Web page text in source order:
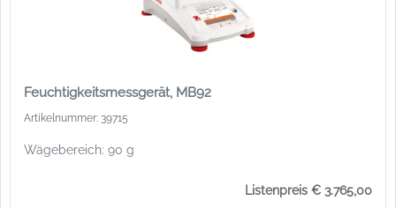
Feuchtigkeitsmessgerät, MB92
Artikelnummer: 39715
Wägebereich: 90 g
Listenpreis € 3.765,00